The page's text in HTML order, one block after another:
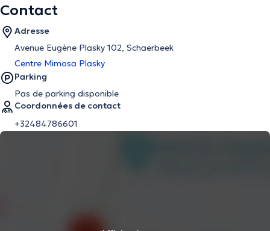
Contact
Adresse
Avenue Eugène Plasky 102, Schaerbeek
Centre Mimosa Plasky
Parking
Pas de parking disponible
Coordonnées de contact
+32484786601